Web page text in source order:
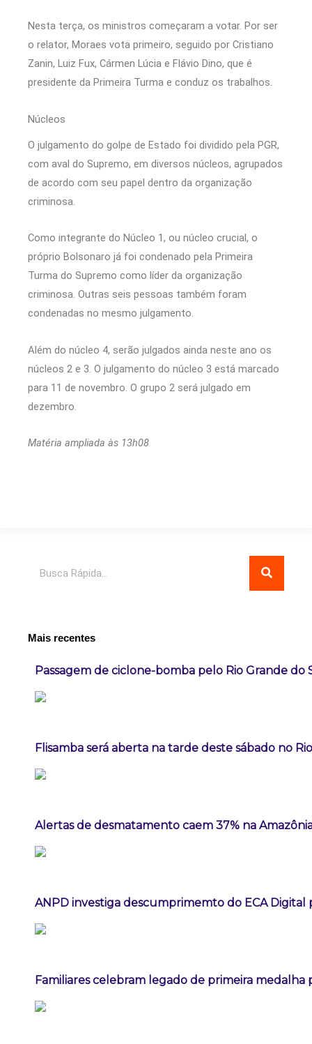
Nesta terça, os ministros começaram a votar. Por ser
o relator, Moraes vota primeiro, seguido por Cristiano
Zanin, Luiz Fux, Cármen Lúcia e Flávio Dino, que é
presidente da Primeira Turma e conduz os trabalhos.
Núcleos
O julgamento do golpe de Estado foi dividido pela PGR,
com aval do Supremo, em diversos núcleos, agrupados
de acordo com seu papel dentro da organização
criminosa.
Como integrante do Núcleo 1, ou núcleo crucial, o
próprio Bolsonaro já foi condenado pela Primeira
Turma do Supremo como líder da organização
criminosa. Outras seis pessoas também foram
condenadas no mesmo julgamento.
Além do núcleo 4, serão julgados ainda neste ano os
núcleos 2 e 3. O julgamento do núcleo 3 está marcado
para 11 de novembro. O grupo 2 será julgado em
dezembro.
Matéria ampliada às 13h08
Mais recentes
Passagem de ciclone-bomba pelo Rio Grande
Flisamba será aberta na tarde deste sábado no
Alertas de desmatamento caem 37% na
ANPD investiga descumprimemto do ECA Digital
Familiares celebram legado de primeira medalha